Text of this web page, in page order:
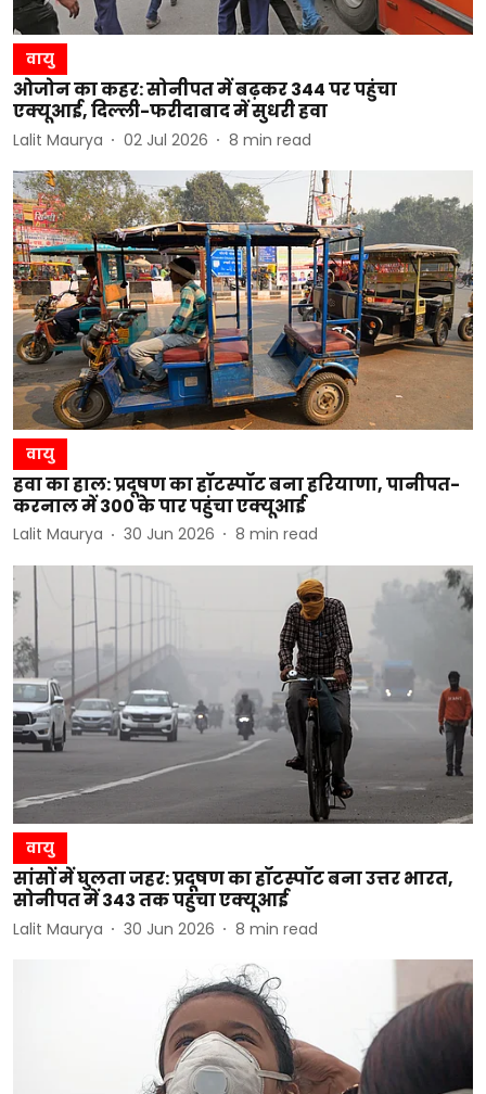
वायु
ओजोन का कहर: सोनीपत में बढ़कर 344 पर पहुंचा
एक्यूआई, दिल्ली-फरीदाबाद में सुधरी हवा
Lalit Maurya 02 Jul 2026 8 min read
वायु
हवा का हाल: प्रदूषण का हॉटस्पॉट बना हरियाणा, पानीपत-
करनाल में 300 के पार पहुंचा एक्यूआई
Lalit Maurya 30 Jun 2026 8 min read
वायु
सांसों में घुलता जहर: प्रदूषण का हॉटस्पॉट बना उत्तर भारत,
सोनीपत में 343 तक पहुंचा एक्यूआई
Lalit Maurya 30 Jun 2026 8 min read